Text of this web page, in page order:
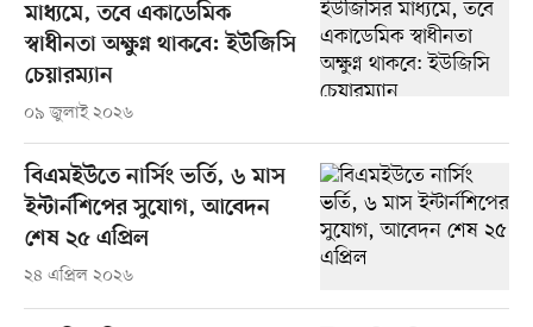
মাধ্যমে, তবে একাডেমিক
স্বাধীনতা অক্ষুণ্ন থাকবে: ইউজিসি
চেয়ারম্যান
০৯ জুলাই ২০২৬
বিএমইউতে নার্সিং ভর্তি, ৬ মাস
ইন্টার্নশিপের সুযোগ, আবেদন
শেষ ২৫ এপ্রিল
২৪ এপ্রিল ২০২৬